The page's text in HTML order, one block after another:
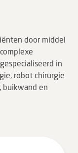
door middel
in
robot chirurgie
buikwand en